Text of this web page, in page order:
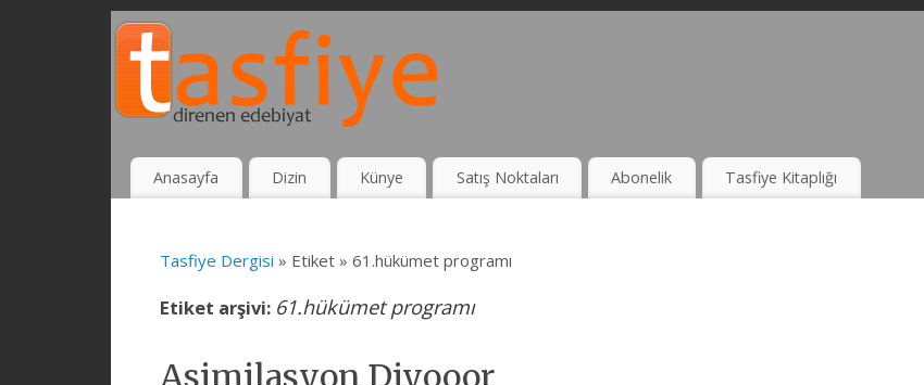
Anasayfa Dizin Künye Satış Noktaları Abonelik Tasfiye Kitaplığı
Tasfiye Dergisi » Etiket » 61.hükümet programı
Etiket arşivi: 61.hükümet programı
Asimilasyon Diyooor